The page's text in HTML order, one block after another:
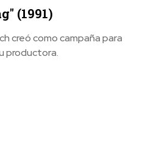
(1991)
creó como campaña para
productora.